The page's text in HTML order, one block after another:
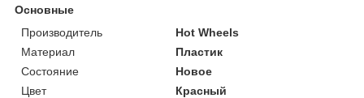
Основные
Производитель
Hot Wheels
Материал
Пластик
Состояние
Новое
Цвет
Красный